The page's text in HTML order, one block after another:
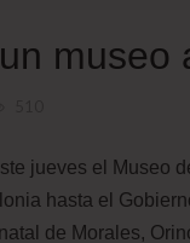
museo
jueves el Museo
hasta el
de Morales,